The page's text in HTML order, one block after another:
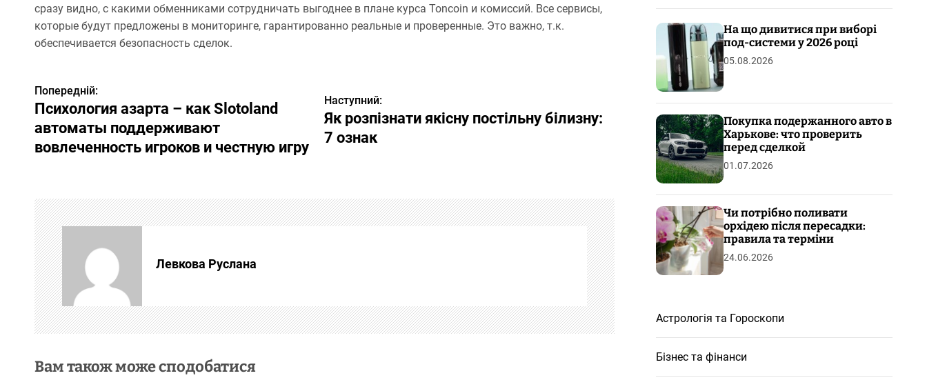
сразу видно, с какими обменниками сотрудничать выгоднее в плане курса Toncoin и комиссий. Все сервисы,
которые будут предложены в мониторинге, гарантированно реальные и проверенные. Это важно, т.к.
обеспечивается безопасность сделок.
Н
а
в
г
а
ц
і
я
з
Попередній:
Психология азарта – как Slotoland
автоматы поддерживают
вовлеченность игроков и честную игру
Наступний:
Як розпізнати якісну постільну білизну:
7 ознак
Левкова Руслана
Вам також може сподобатися
На що дивитися при виборі
под-системи у 2026 році
05.08.2026
Покупка подержанного авто в
Харькове: что проверить
перед сделкой
01.07.2026
Чи потрібно поливати
орхідею після пересадки:
правила та терміни
24.06.2026
Астрологія та Гороскопи
Бізнес та фінанси